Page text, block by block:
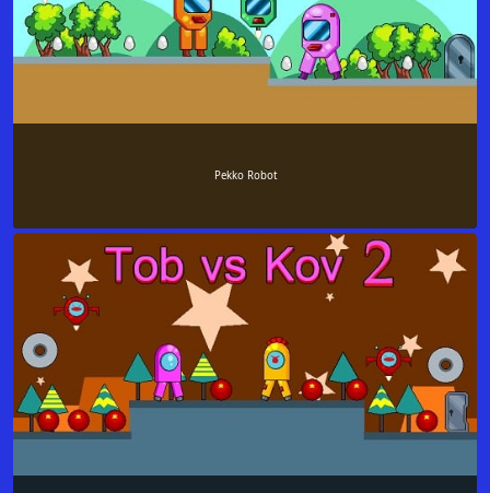
Pekko Robot